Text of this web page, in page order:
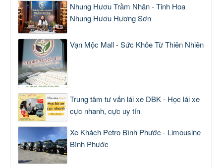
Nhung Hươu Trầm Nhân - Tinh Hoa
Nhung Hươu Hương Sơn
Vạn Mộc Mall - Sức Khỏe Từ Thiên Nhiên
Trung tâm tư vấn lái xe DBK - Học lái xe
cực nhanh, cực uy tín
Xe Khách Petro Bình Phước - Limousine
Bình Phước